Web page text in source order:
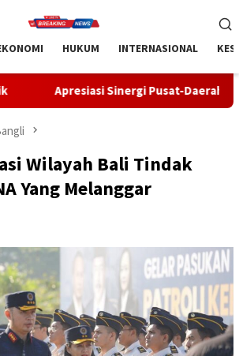
HUKUM INTERNASIONAL
Pusat-Daerah, Bupati Bangli Buka
Wilayah Bali Tindak
Yang Melanggar